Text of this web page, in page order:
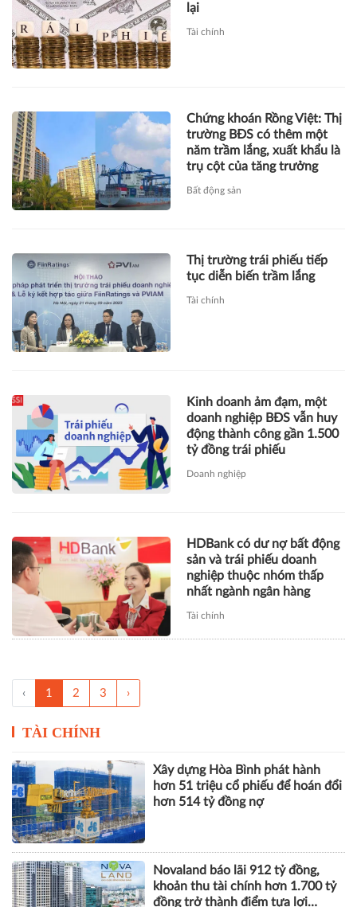
lại
Tài chính
Chứng khoán Rồng Việt: Thị
trường BĐS có thêm một
năm trầm lắng, xuất khẩu là
trụ cột của tăng trưởng
Bất động sản
Thị trường trái phiếu tiếp
tục diễn biến trầm lắng
Tài chính
Kinh doanh ảm đạm, một
doanh nghiệp BĐS vẫn huy
động thành công gần 1.500
tỷ đồng trái phiếu
Doanh nghiệp
HDBank có dư nợ bất động
sản và trái phiếu doanh
nghiệp thuộc nhóm thấp
nhất ngành ngân hàng
Tài chính
‹ 1 2 3 ›
TÀI CHÍNH
Xây dựng Hòa Bình phát hành
hơn 51 triệu cổ phiếu để hoán đổi
hơn 514 tỷ đồng nợ
Novaland báo lãi 912 tỷ đồng,
khoản thu tài chính hơn 1.700 tỷ
đồng trở thành điểm tựa lợi